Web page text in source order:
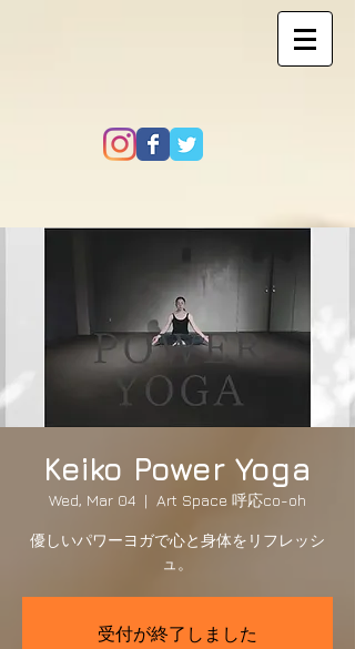
Keiko Power Yoga
Wed, Mar 04
  |
Art Space 呼応co-oh
優しいパワーヨガで心と身体をリフレッシ
ュ。
受付が終了しました